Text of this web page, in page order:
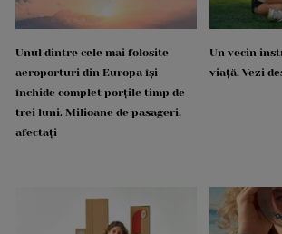
Unul dintre cele mai folosite
aeroporturi din Europa își
închide complet porțile timp de
trei luni. Milioane de pasageri,
afectați
Un vecin
viață. Vezi